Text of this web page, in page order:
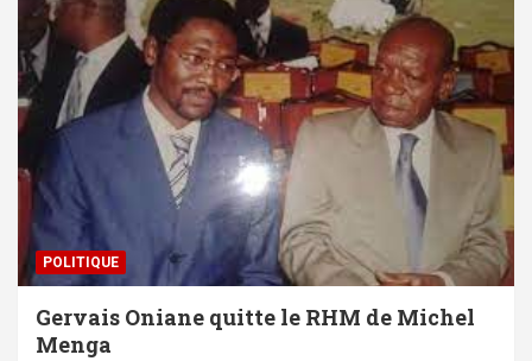
POLITIQUE
Gervais Oniane quitte le RHM de Michel
Menga